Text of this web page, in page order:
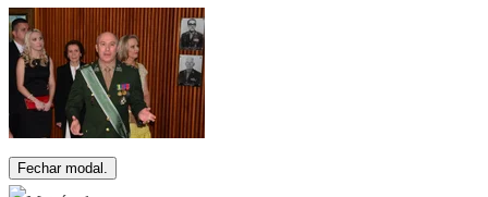
Fechar modal.